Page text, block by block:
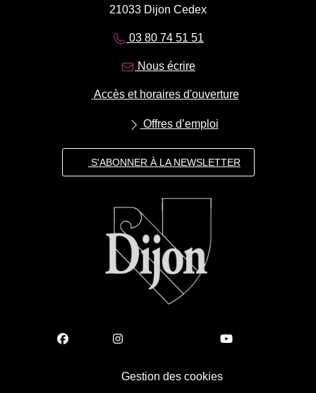
21033 Dijon Cedex
03 80 74 51 51
Nous écrire
Accès et horaires d'ouverture
Offres d’emploi
S'ABONNER À LA NEWSLETTER
Gestion des cookies